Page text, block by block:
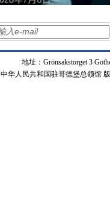
地址：Grönsakstorget 3
中华人民共和国驻哥德堡总领馆